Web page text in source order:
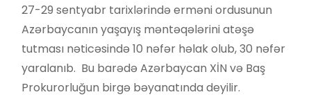
27-29 sentyabr tarixlərində erməni ordusunun
Azərbaycanın yaşayış məntəqələrini atəşə
tutması nəticəsində 10 nəfər həlak olub, 30 nəfər
yaralanıb. Bu barədə Azərbaycan XİN və Baş
Prokurorluğun birgə bəyanatında deyilir.